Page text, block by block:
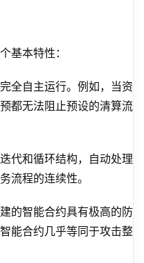
基本特性：
全自主运行。例如，当资
都无法阻止预设的清算流
代和循环结构，自动处理
流程的连续性。
的智能合约具有极高的防
能合约几乎等同于攻击整